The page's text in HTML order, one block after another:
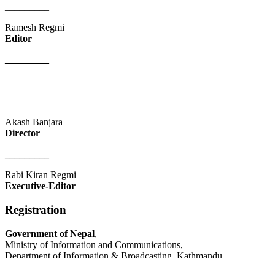
Ramesh Regmi
Editor
Akash Banjara
Director
Rabi Kiran Regmi
Executive-Editor
Registration
Government of Nepal,
Ministry of Information and Communications,
Department of Information & Broadcasting, Kathmandu.